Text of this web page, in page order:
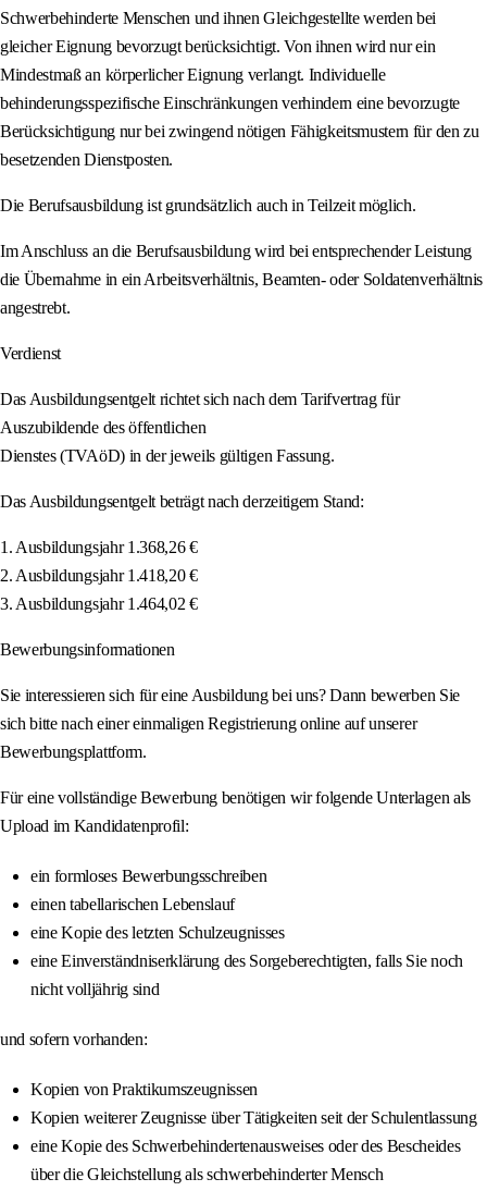
Schwerbehinderte Menschen und ihnen Gleichgestellte werden bei
gleicher Eignung bevorzugt berücksichtigt. Von ihnen wird nur ein
Mindestmaß an körperlicher Eignung verlangt. Individuelle
behinderungsspezifische Einschränkungen verhindern eine bevorzugte
Berücksichtigung nur bei zwingend nötigen Fähigkeitsmustern für den zu
besetzenden Dienstposten.
Die Berufsausbildung ist grundsätzlich auch in Teilzeit möglich.
Im Anschluss an die Berufsausbildung wird bei entsprechender Leistung
die Übernahme in ein Arbeitsverhältnis, Beamten- oder Soldatenverhältnis
angestrebt.
Verdienst
Das Ausbildungsentgelt richtet sich nach dem Tarifvertrag für
Auszubildende des öffentlichen
Dienstes (TVAöD) in der jeweils gültigen Fassung.
Das Ausbildungsentgelt beträgt nach derzeitigem Stand:
1. Ausbildungsjahr 1.368,26 €
2. Ausbildungsjahr 1.418,20 €
3. Ausbildungsjahr 1.464,02 €
Bewerbungsinformationen
Sie interessieren sich für eine Ausbildung bei uns? Dann bewerben Sie
sich bitte nach einer einmaligen Registrierung online auf unserer
Bewerbungsplattform.
Für eine vollständige Bewerbung benötigen wir folgende Unterlagen als
Upload im Kandidatenprofil:
ein formloses Bewerbungsschreiben
einen tabellarischen Lebenslauf
eine Kopie des letzten Schulzeugnisses
eine Einverständniserklärung des Sorgeberechtigten, falls Sie noch
nicht volljährig sind
und sofern vorhanden:
Kopien von Praktikumszeugnissen
Kopien weiterer Zeugnisse über Tätigkeiten seit der Schulentlassung
eine Kopie des Schwerbehindertenausweises oder des Bescheides
über die Gleichstellung als schwerbehinderter Mensch